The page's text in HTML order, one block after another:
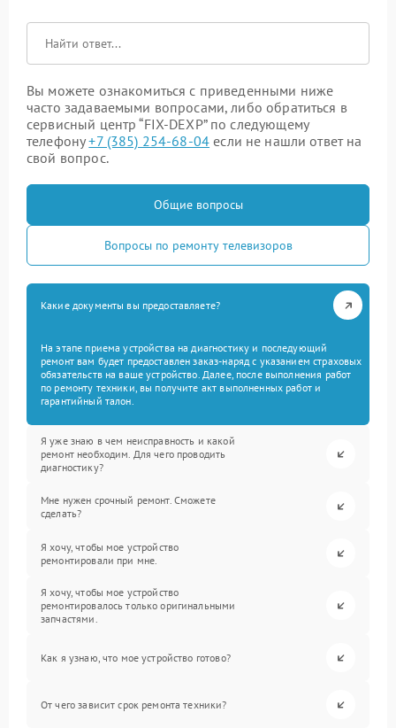
Вы можете ознакомиться с приведенными ниже
часто задаваемыми вопросами, либо обратиться в
сервисный центр “FIX-DEXP” по следующему
телефону+7 (385) 254-68-04 если не нашли ответ на
свой вопрос.
Общие вопросы
Вопросы по ремонту телевизоров
Какие документы вы предоставляете?
На этапе приема устройства на диагностику и последующий
ремонт вам будет предоставлен заказ-наряд с указанием страховых
обязательств на ваше устройство. Далее, после выполнения работ
по ремонту техники, вы получите акт выполненных работ и
гарантийный талон.
Я уже знаю в чем неисправность и какой
ремонт необходим. Для чего проводить
диагностику?
Мне нужен срочный ремонт. Сможете
сделать?
Я хочу, чтобы мое устройство
ремонтировали при мне.
Я хочу, чтобы мое устройство
ремонтировалось только оригинальными
запчастями.
Как я узнаю, что мое устройство готово?
От чего зависит срок ремонта техники?